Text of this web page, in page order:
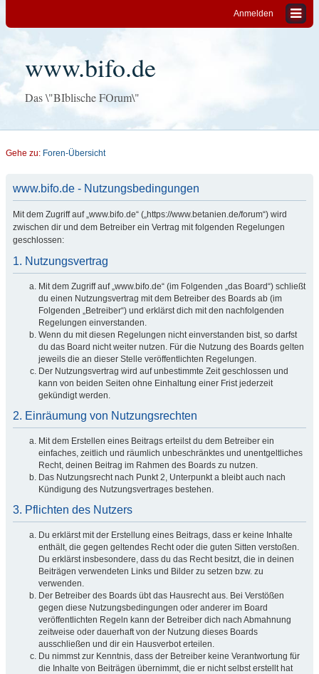
Anmelden
www.bifo.de
Das \"BIblische FOrum\"
Gehe zu: Foren-Übersicht
www.bifo.de - Nutzungsbedingungen
Mit dem Zugriff auf „www.bifo.de“ („https://www.betanien.de/forum“) wird
zwischen dir und dem Betreiber ein Vertrag mit folgenden Regelungen
geschlossen:
1. Nutzungsvertrag
Mit dem Zugriff auf „www.bifo.de“ (im Folgenden „das Board“) schließt
du einen Nutzungsvertrag mit dem Betreiber des Boards ab (im
Folgenden „Betreiber“) und erklärst dich mit den nachfolgenden
Regelungen einverstanden.
Wenn du mit diesen Regelungen nicht einverstanden bist, so darfst
du das Board nicht weiter nutzen. Für die Nutzung des Boards gelten
jeweils die an dieser Stelle veröffentlichten Regelungen.
Der Nutzungsvertrag wird auf unbestimmte Zeit geschlossen und
kann von beiden Seiten ohne Einhaltung einer Frist jederzeit
gekündigt werden.
2. Einräumung von Nutzungsrechten
Mit dem Erstellen eines Beitrags erteilst du dem Betreiber ein
einfaches, zeitlich und räumlich unbeschränktes und unentgeltliches
Recht, deinen Beitrag im Rahmen des Boards zu nutzen.
Das Nutzungsrecht nach Punkt 2, Unterpunkt a bleibt auch nach
Kündigung des Nutzungsvertrages bestehen.
3. Pflichten des Nutzers
Du erklärst mit der Erstellung eines Beitrags, dass er keine Inhalte
enthält, die gegen geltendes Recht oder die guten Sitten verstoßen.
Du erklärst insbesondere, dass du das Recht besitzt, die in deinen
Beiträgen verwendeten Links und Bilder zu setzen bzw. zu
verwenden.
Der Betreiber des Boards übt das Hausrecht aus. Bei Verstößen
gegen diese Nutzungsbedingungen oder anderer im Board
veröffentlichten Regeln kann der Betreiber dich nach Abmahnung
zeitweise oder dauerhaft von der Nutzung dieses Boards
ausschließen und dir ein Hausverbot erteilen.
Du nimmst zur Kenntnis, dass der Betreiber keine Verantwortung für
die Inhalte von Beiträgen übernimmt, die er nicht selbst erstellt hat